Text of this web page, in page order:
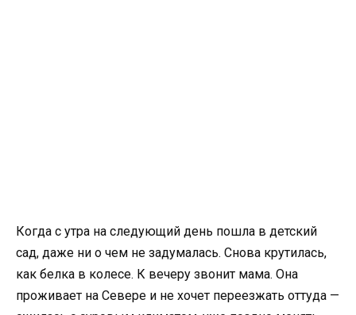
Когда с утра на следующий день пошла в детский
сад, даже ни о чем не задумалась. Снова крутилась,
как белка в колесе. К вечеру звонит мама. Она
проживает на Севере и не хочет переезжать оттуда —